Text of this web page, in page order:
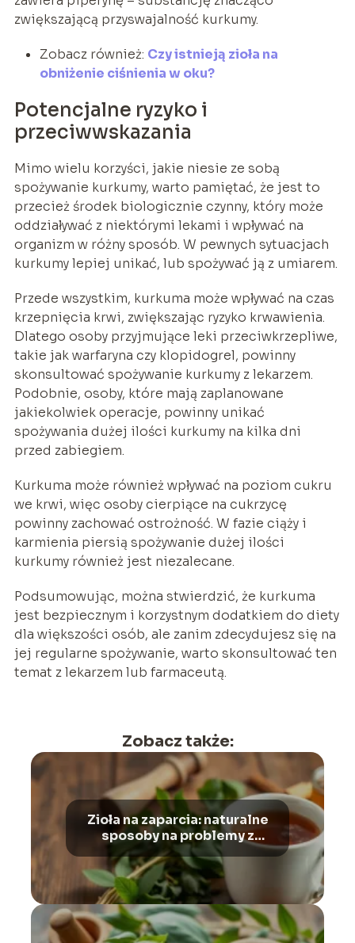
zwiększającą przyswajalność kurkumy.
Zobacz również: Czy istnieją zioła na
obniżenie ciśnienia w oku?
Potencjalne ryzyko i
przeciwwskazania
Mimo wielu korzyści, jakie niesie ze sobą
spożywanie kurkumy, warto pamiętać, że jest to
przecież środek biologicznie czynny, który może
oddziaływać z niektórymi lekami i wpływać na
organizm w różny sposób. W pewnych sytuacjach
kurkumy lepiej unikać, lub spożywać ją z umiarem.
Przede wszystkim, kurkuma może wpływać na czas
krzepnięcia krwi, zwiększając ryzyko krwawienia.
Dlatego osoby przyjmujące leki przeciwkrzepliwe,
takie jak warfaryna czy klopidogrel, powinny
skonsultować spożywanie kurkumy z lekarzem.
Podobnie, osoby, które mają zaplanowane
jakiekolwiek operacje, powinny unikać
spożywania dużej ilości kurkumy na kilka dni
przed zabiegiem.
Kurkuma może również wpływać na poziom cukru
we krwi, więc osoby cierpiące na cukrzycę
powinny zachować ostrożność. W fazie ciąży i
karmienia piersią spożywanie dużej ilości
kurkumy również jest niezalecane.
Podsumowując, można stwierdzić, że kurkuma
jest bezpiecznym i korzystnym dodatkiem do diety
dla większości osób, ale zanim zdecydujesz się na
jej regularne spożywanie, warto skonsultować ten
temat z lekarzem lub farmaceutą.
Zobacz także:
Zioła na zaparcia: naturalne
sposoby na problemy z
wypróżnianiem i wzdęcia